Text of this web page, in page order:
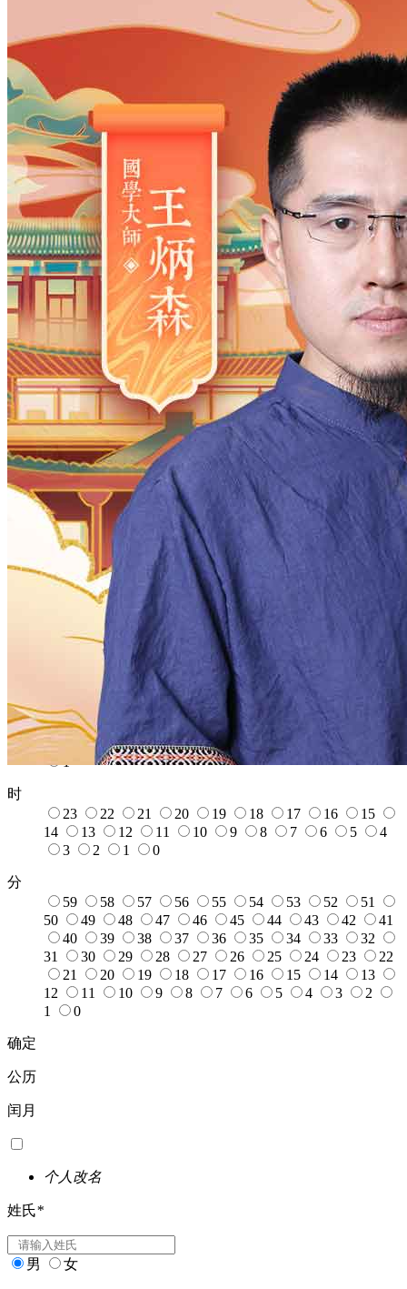
男
男 女
出生时间
2026年 日9 39分
年
2028
2027 2026 2025 2024
2023
2022
2021 2020 2019 2018
2015
2014 2013 2012 2011
2009
2008 2007 2006 2005
2003
2002
2001 2000 1999 1998
1997
1995 1994 1993 1991
1990
1989
1988 1987 1986 1985
1984
1983
1982 1981 1980 1979 1978
1977
1976
1975 1974 1973 1972
1971
1969 1968 1967 1966 1965
1964
1963
1962 1961 1960 1959
1958
1957
1956 1955 1953 1952
1951
1950
1949 1948 1947
1944
1943 1942 1941 1940 1939
1938
1937
1936 1935 1934 1933
1932
1931
1930 1928 1927 1926
1924
1923 1922 1920
1919
1918
1916 1915 1914
1912
1911
1909 1908 1907
1905
1904 1903 1902 1900
12
11 7
31
30 29 28 27 25 24
22
21 20 18 17
12
11 10 9 8 7 4
1
时
23
22 21 20 19 18 17 16
15
14
13 12 11 10 9 8 7 6 5
4
3
2 1 0
分
59
58 57 56 55 54 53 52
51
50
49 48 47 46 45 44 43 42
41
40
39 38 37 36 35 34 33
32
31
30 29 28 27 26 25 24 23
22
21
20 19 18 17 16 15 14
13
12
11 10 9 8 7 6 5 4 3
2
1
0
确定
公历
闰月
个人改名
姓氏*
男 女